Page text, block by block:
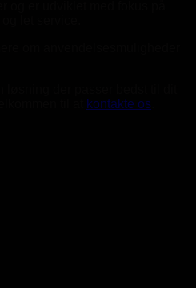
kontakte os